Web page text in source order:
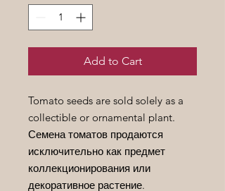
Add to Cart
Tomato seeds are sold solely as a
collectible or ornamental plant.
Семена томатов продаются
исключительно как предмет
коллекционирования или
декоративное растение.